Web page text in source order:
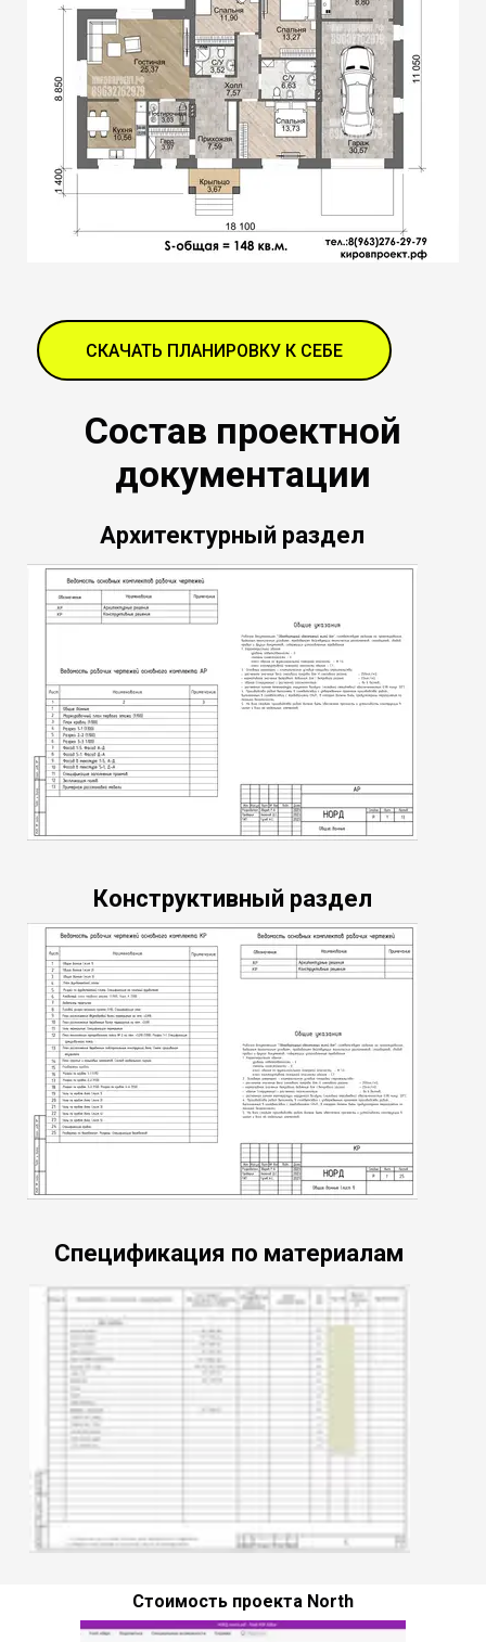
СКАЧАТЬ ПЛАНИРОВКУ К СЕБЕ
Архитектурный раздел
Состав проектной
документации
Конструктивный раздел
Спецификация по материалам
Стоимость проекта North